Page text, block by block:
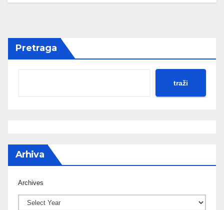
Pretraga
traži
Arhiva
Archives